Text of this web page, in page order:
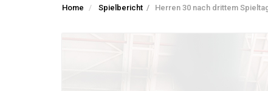
Home Spielbericht / Herren 30 nach drittem